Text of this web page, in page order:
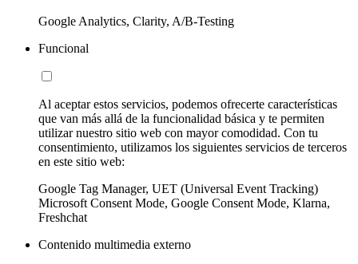
Google Analytics, Clarity, A/B-Testing
Funcional
Al aceptar estos servicios, podemos ofrecerte características
que van más allá de la funcionalidad básica y te permiten
utilizar nuestro sitio web con mayor comodidad. Con tu
consentimiento, utilizamos los siguientes servicios de terceros
en este sitio web:
Google Tag Manager, UET (Universal Event Tracking)
Microsoft Consent Mode, Google Consent Mode, Klarna,
Freshchat
Contenido multimedia externo